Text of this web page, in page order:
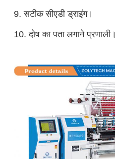
9. सटीक सीएडी ड्राइंग।
10. दोष का पता लगाने प्रणाली।